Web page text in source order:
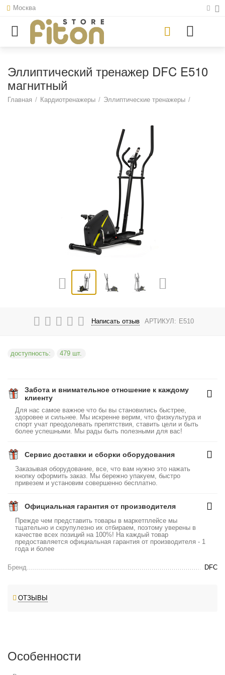
Москва
Эллиптический тренажер DFC E510
магнитный
Главная / Кардиотренажеры / Эллиптические тренажеры /
Написать отзыв АРТИКУЛ: E510
доступность: 479 шт.
Забота и внимательное отношение к каждому
клиенту
Для нас самое важное что бы вы становились быстрее,
здоровее и сильнее. Мы искренне верим, что физкультура и
спорт учат преодолевать препятствия, ставить цели и быть
более успешными. Мы рады быть полезными для вас!
Сервис доставки и сборки оборудования
Заказывая оборудование, все, что вам нужно это нажать
кнопку оформить заказ. Мы бережно упакуем, быстро
привезем и установим совершенно бесплатно.
Официальная гарантия от производителя
Прежде чем представить товары в маркетплейсе мы
тщательно и скрупулезно их отбираем, поэтому уверены в
качестве всех позиций на 100%! На каждый товар
предоставляется официальная гарантия от производителя - 1
года и более
Бренд DFC
ОТЗЫВЫ
Особенности